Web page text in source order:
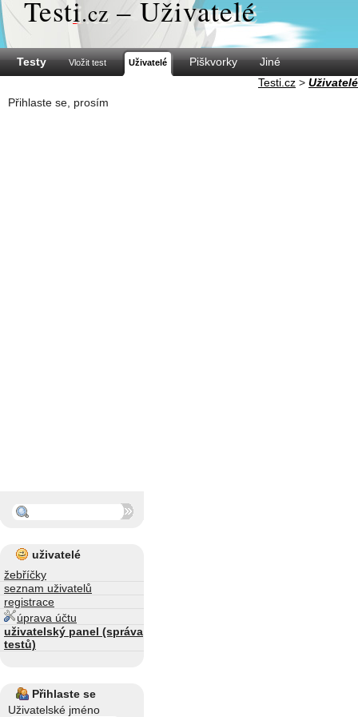
Testi.cz – Uživatelé
Testy Vložit test Uživatelé Piškvorky
Jiné
Testi.cz > Uživatelé
Přihlaste se, prosím
uživatelé
žebříčky
seznam uživatelů
registrace
úprava účtu
uživatelský panel (správa
testů)
Přihlaste se
Uživatelské jméno